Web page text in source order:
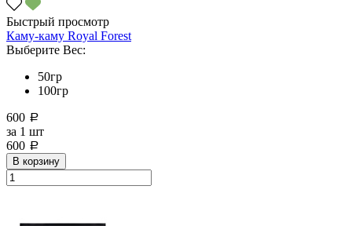
Быстрый просмотр
Каму-каму Royal Forest
Выберите Вес:
50гр
100гр
600 a
за 1 шт
600 a
В корзину